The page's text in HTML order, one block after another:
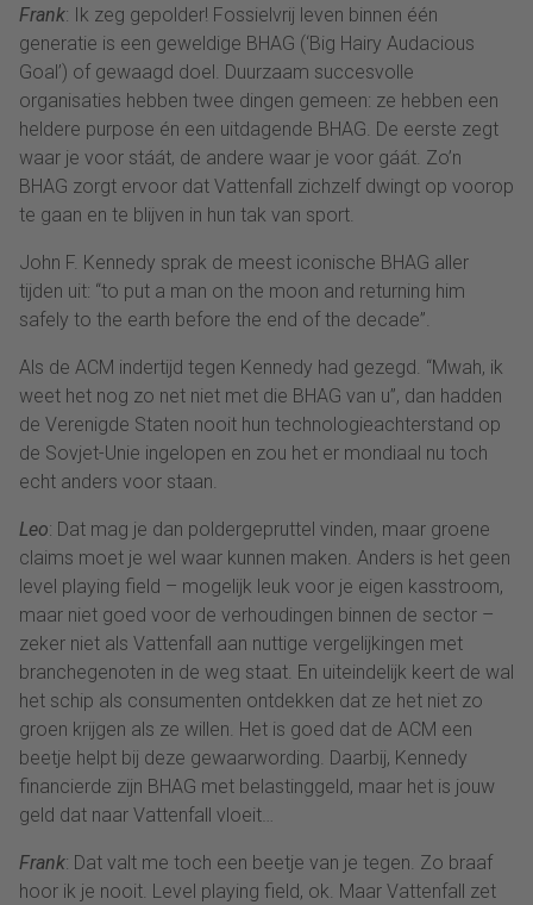
Frank: Ik zeg gepolder! Fossielvrij leven binnen één
generatie is een geweldige BHAG (‘Big Hairy Audacious
Goal’) of gewaagd doel. Duurzaam succesvolle
organisaties hebben twee dingen gemeen: ze hebben een
heldere purpose én een uitdagende BHAG. De eerste zegt
waar je voor stáát, de andere waar je voor gáát. Zo’n
BHAG zorgt ervoor dat Vattenfall zichzelf dwingt op voorop
te gaan en te blijven in hun tak van sport.
John F. Kennedy sprak de meest iconische BHAG aller
tijden uit: “to put a man on the moon and returning him
safely to the earth before the end of the decade”.
Als de ACM indertijd tegen Kennedy had gezegd. “Mwah, ik
weet het nog zo net niet met die BHAG van u”, dan hadden
de Verenigde Staten nooit hun technologieachterstand op
de Sovjet-Unie ingelopen en zou het er mondiaal nu toch
echt anders voor staan.
Leo: Dat mag je dan poldergepruttel vinden, maar groene
claims moet je wel waar kunnen maken. Anders is het geen
level playing field – mogelijk leuk voor je eigen kasstroom,
maar niet goed voor de verhoudingen binnen de sector –
zeker niet als Vattenfall aan nuttige vergelijkingen met
branchegenoten in de weg staat. En uiteindelijk keert de wal
het schip als consumenten ontdekken dat ze het niet zo
groen krijgen als ze willen. Het is goed dat de ACM een
beetje helpt bij deze gewaarwording. Daarbij, Kennedy
financierde zijn BHAG met belastinggeld, maar het is jouw
geld dat naar Vattenfall vloeit…
Frank: Dat valt me toch een beetje van je tegen. Zo braaf
hoor ik je nooit. Level playing field, ok. Maar Vattenfall zet